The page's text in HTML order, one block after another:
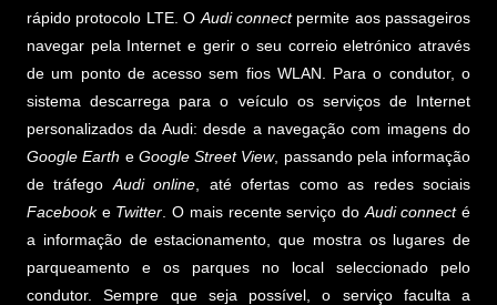
rápido protocolo LTE. O Audi connectpermite aos passageiros
navegar pela Internet e gerir o seu correio eletrónico através
de um ponto de acesso sem fios WLAN. Para o condutor, o
sistema descarrega para o veículo os serviços de Internet
personalizados da Audi: desde a navegação com imagens do
Google Earth e Google Street View, passando pela informação
de tráfego Audi online , até ofertas como as redes sociais
Facebook e Twitter . O mais recente serviço do Audi connecté
a informação de estacionamento, que mostra os lugares de
parqueamento e os parques no local seleccionado pelo
condutor. Sempre que seja possível, o serviço faculta a